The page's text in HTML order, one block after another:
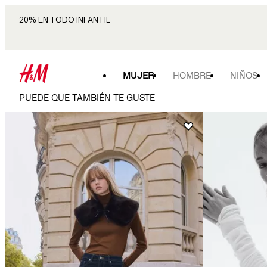
20% EN TODO INFANTIL
MUJER HOMBRE NIÑOS
PUEDE QUE TAMBIÉN TE GUSTE